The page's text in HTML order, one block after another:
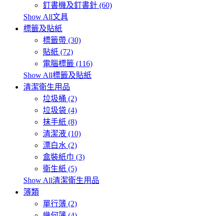
釘書機及釘書針 (60)
Show All文具
標籤及貼紙
標籤帶 (30)
貼紙 (72)
電腦標籤 (116)
Show All標籤及貼紙
清潔衛生用品
垃圾桶 (2)
垃圾袋 (4)
抹手紙 (8)
清潔液 (10)
漂白水 (2)
盒裝紙巾 (3)
衛生紙 (5)
Show All清潔衛生用品
簿類
單行簿 (2)